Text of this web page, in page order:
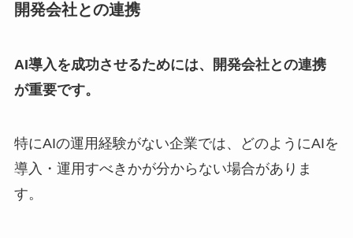
開発会社との連携
AI導入を成功させるためには、開発会社との連携
が重要です。
特にAIの運用経験がない企業では、どのようにAIを
導入・運用すべきかが分からない場合がありま
す。